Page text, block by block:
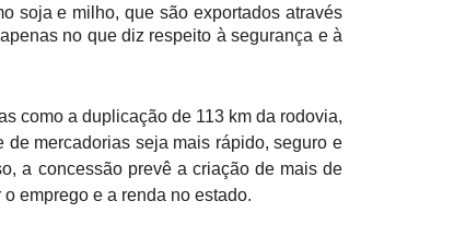
soja e milho, que são exportados através
no que diz respeito à segurança e à
como a duplicação de 113 km da rodovia,
mercadorias seja mais rápido, seguro e
a concessão prevê a criação de mais de
emprego e a renda no estado.